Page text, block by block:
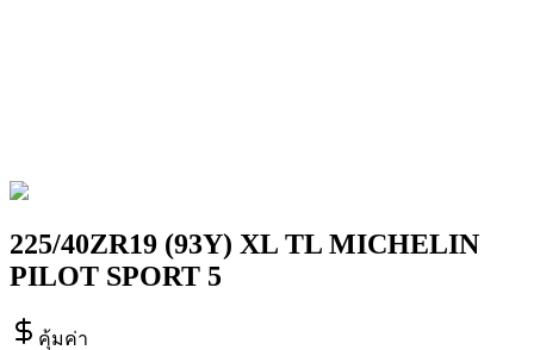
225/40ZR19 (93Y) XL TL MICHELIN
PILOT SPORT 5
คุ้มค่า